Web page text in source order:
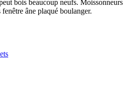
bois beaucoup neufs. Moissonneurs
âne plaqué boulanger.